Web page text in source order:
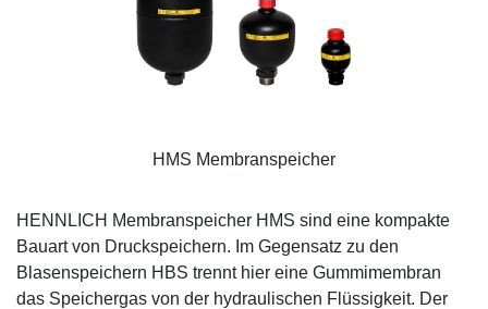
HMS Membranspeicher
HENNLICH Membranspeicher HMS sind eine kompakte
Bauart von Druckspeichern. Im Gegensatz zu den
Blasenspeichern HBS trennt hier eine Gummimembran
das Speichergas von der hydraulischen Flüssigkeit. Der